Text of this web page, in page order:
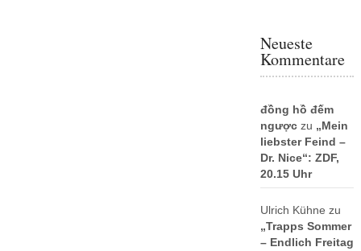
Neueste
Kommentare
đồng hồ đếm
ngượczu „Mein
liebster Feind –
Dr. Nice“: ZDF,
20.15 Uhr
Ulrich Kühne zu
„Trapps Sommer
– Endlich Freitag